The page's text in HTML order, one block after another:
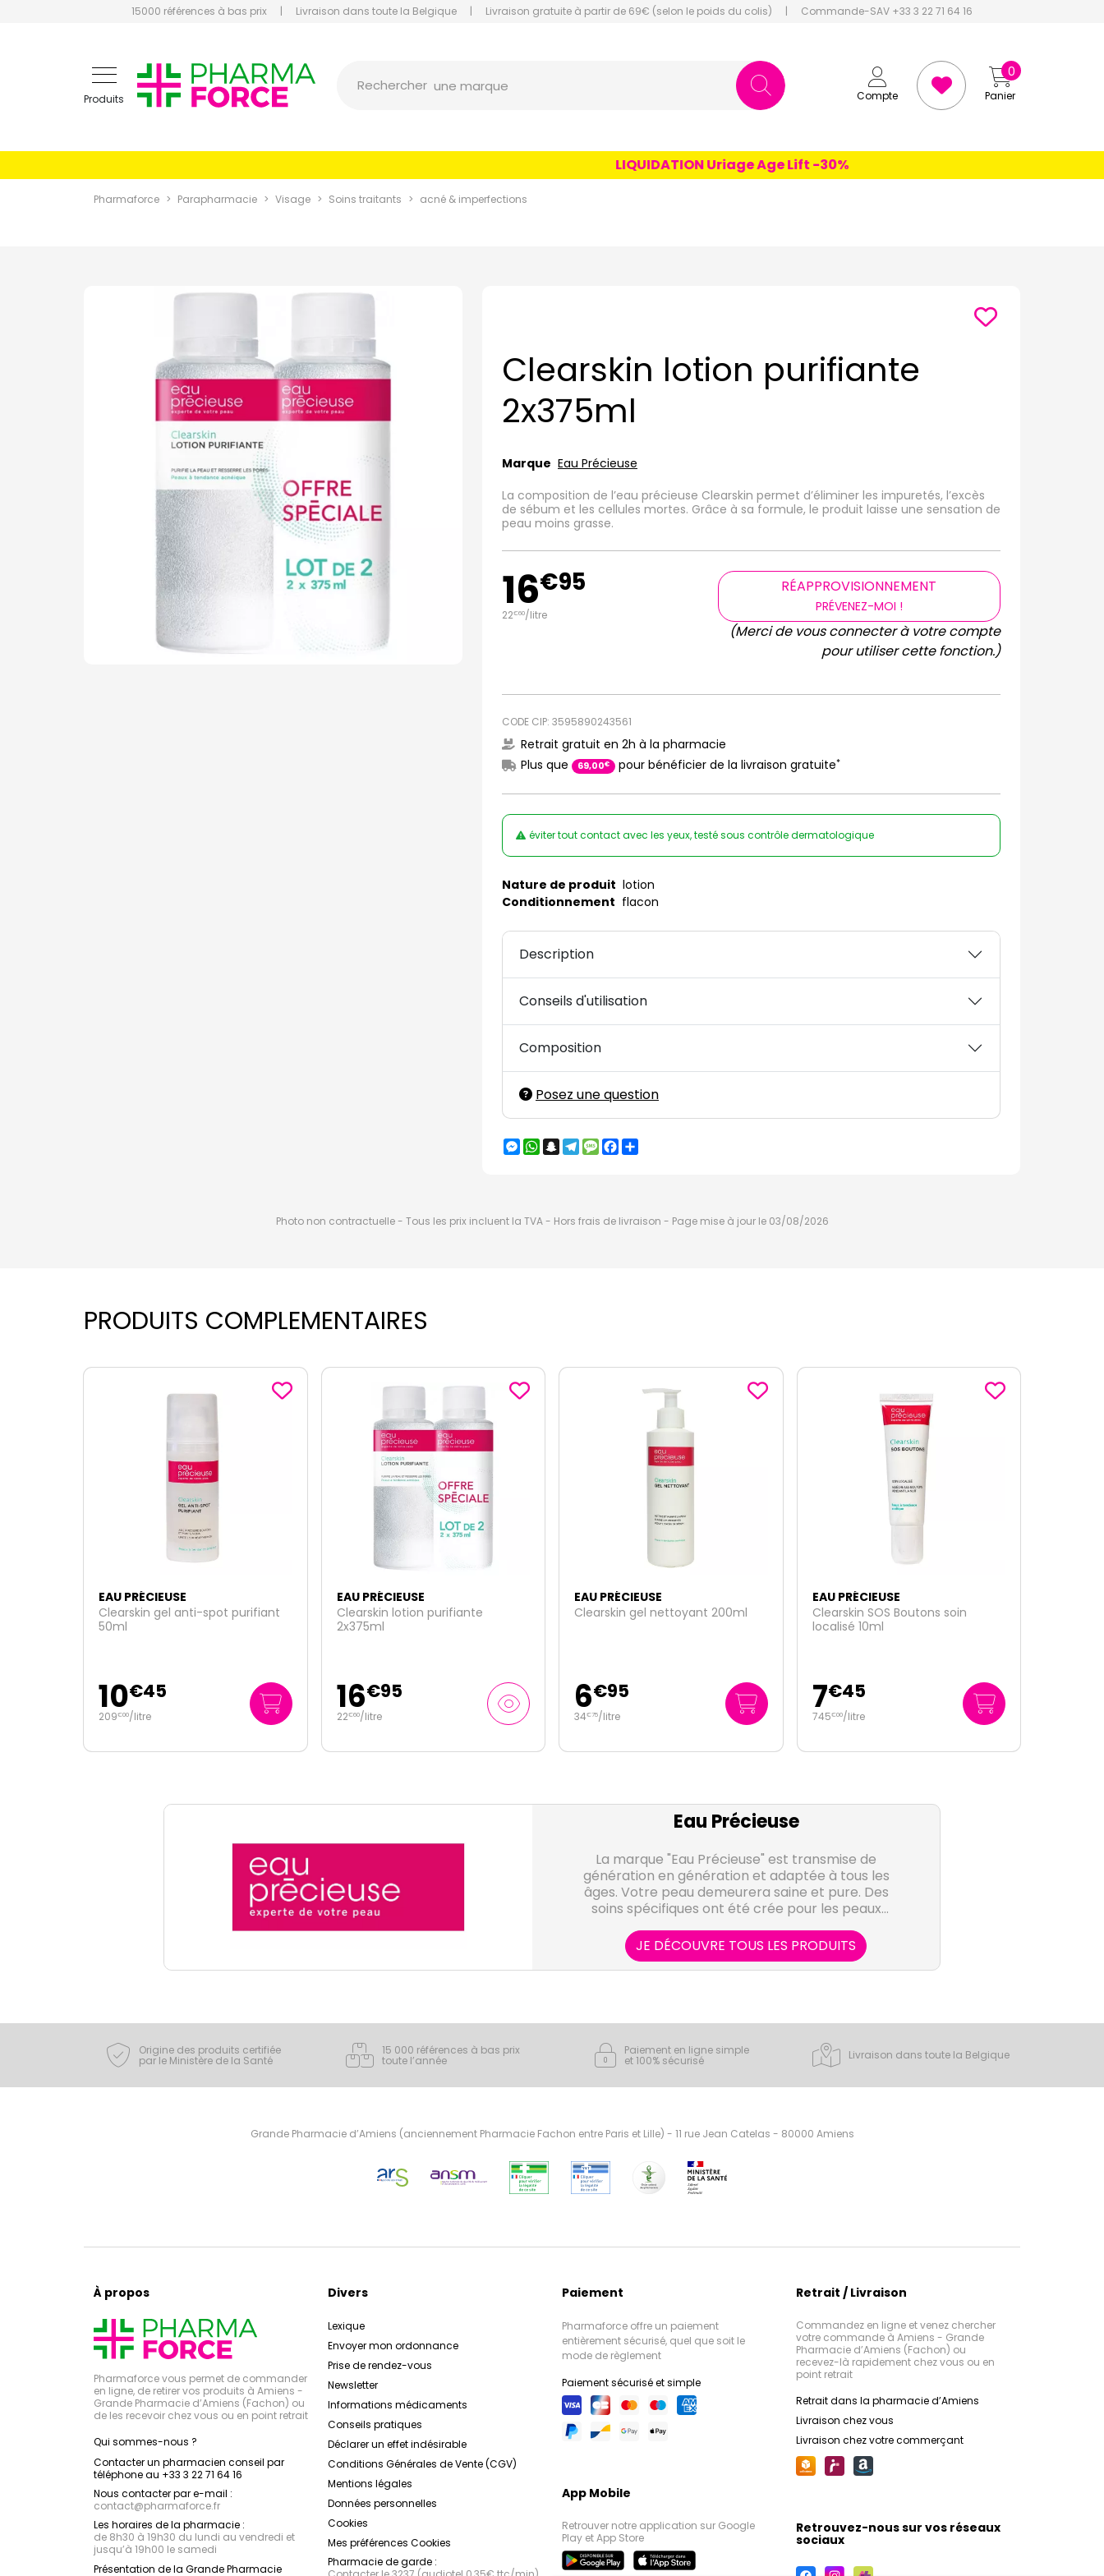
15000 références à bas prix | Livraison dans toute la Belgique | Livraison gratuite à partir de 69€ (selon le poids du colis) | Commande-SAV +33 3 22 71 64 16
Produits Compte Panier
0
Rechercher une marque
un produit
une marque
LIQUIDATION Uriage Age Lift -30%
Pharmaforce Parapharmacie Visage Soins traitants acné & imperfections
Clearskin lotion purifiante
2x375ml
Marque Eau Précieuse
La composition de l’eau précieuse Clearskin permet d’éliminer les impuretés, l’excès
de sébum et les cellules mortes. Grâce à sa formule, le produit laisse une sensation de
peau moins grasse.
16€95
22€60/litre
RÉAPPROVISIONNEMENT
PRÉVENEZ-MOI !
(Merci de vous connecter à votre compte
pour utiliser cette fonction.)
CODE CIP: 3595890243561
Retrait gratuit en 2h à la pharmacie
Plus que
69,00€ pour bénéficier de la livraison gratuite*
éviter tout contact avec les yeux, testé sous contrôle dermatologique
Nature de produit lotion
Conditionnement flacon
Description
Conseils d'utilisation
Composition
Posez une question
Messenger
WhatsApp
Snapchat
Telegram
MessageFacebook
Photo non contractuelle - Tous les prix incluent la TVA - Hors frais de livraison - Page mise à jour le 03/08/2026
PRODUITS COMPLEMENTAIRES
EAU PRÉCIEUSE
Clearskin lotion purifiante
2x375ml
16€95
22€60/litre
EAU PRÉCIEUSE
Clearskin gel nettoyant 200ml
6€95
34€75/litre
EAU PRÉCIEUSE
Clearskin SOS Boutons soin
7€45
745€00/litre
EAU PRÉCIEUSE
Lotion purifiante édition limitée
375ml
9€95
26€53/litre
Eau Précieuse
La marque "Eau Précieuse" est transmise de
génération en génération et adaptée à tous les
âges. Votre peau demeurera saine et pure. Des
soins spécifiques ont été crée pour les peaux
JE DÉCOUVRE TOUS LES PRODUITS
Origine des produits certifiée
par le Ministère de la Santé
15 000 références à bas prix
toute l’année
Paiement en ligne simple
et 100% sécurisé Livraison dans toute la Belgique
Grande Pharmacie d’Amiens (anciennement Pharmacie Fachon entre Paris et Lille) - 11 rue Jean Catelas - 80000 Amiens
À propos
Pharmaforce vous permet de commander
en ligne, de retirer vos produits à Amiens -
Grande Pharmacie d’Amiens (Fachon) ou
de les recevoir chez vous ou en point retrait
Qui sommes-nous ?
Contacter un pharmacien conseil par
téléphone au +33 3 22 71 64 16
Nous contacter par e-mail :
contact@pharmaforce.fr
Les horaires de la pharmacie :
de 8h30 à 19h30 du lundi au vendredi et
jusqu’à 19h00 le samedi
Présentation de la Grande Pharmacie
Divers
Lexique
Envoyer mon ordonnance
Prise de rendez-vous
Newsletter
Informations médicaments
Conseils pratiques
Déclarer un effet indésirable
Conditions Générales de Vente (CGV)
Mentions légales
Données personnelles
Cookies
Mes préférences Cookies
Pharmacie de garde :
Paiement
Pharmaforce offre un paiement
entièrement sécurisé, quel que soit le
mode de règlement
Paiement sécurisé et simple
App Mobile
Retrouver notre application sur Google
Play et App Store
Retrait / Livraison
Commandez en ligne et venez chercher
votre commande à Amiens - Grande
Pharmacie d’Amiens (Fachon) ou
recevez-là rapidement chez vous ou en
point retrait
Retrait dans la pharmacie d’Amiens
Livraison chez vous
Livraison chez votre commerçant
Retrouvez-nous sur vos réseaux
sociaux